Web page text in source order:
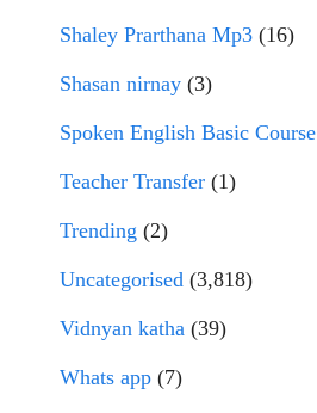
Shaley Prarthana Mp3 (16)
Shasan nirnay (3)
Spoken English Basic Course
Teacher Transfer (1)
Trending (2)
Uncategorised (3,818)
Vidnyan katha (39)
Whats app (7)